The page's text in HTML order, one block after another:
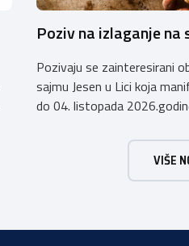
Poziv na izlaganje na
Pozivaju se zainteresirani
sajmu Jesen u Lici koja
do 04. listopada
u Gospiću i prerasla je u
kulturnu i etno
županije. Organizator
VIŠE